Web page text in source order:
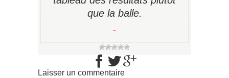
que la balle.
−
Laisser un commentaire